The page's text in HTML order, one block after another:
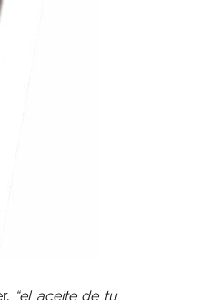
“el aceite de tu